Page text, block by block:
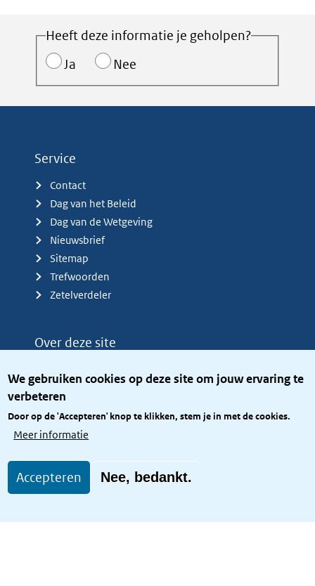
We gebruiken cookies op deze site om jouw ervaring te
verbeteren
Door op de 'Accepteren' knop te klikken, stem je in met de cookies.
Meer informatie
Accepteren Nee, bedankt.
Heeft deze informatie je geholpen?
Ja
Nee
Service
Contact
Dag van het Beleid
Dag van de Wetgeving
Nieuwsbrief
Sitemap
Trefwoorden
Zetelverdeler
Over deze site
Privacy
Toegang site openbaar
Toegankelijkheid